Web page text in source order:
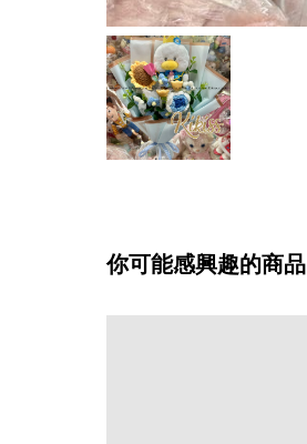
你可能感興趣的商品